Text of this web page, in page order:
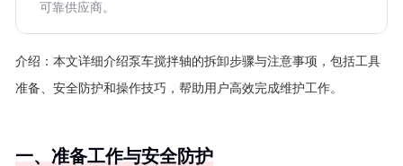
可靠供应商。
介绍： 本文详细介绍泵车搅拌轴的拆卸步骤与注意事项，包括工具
准备、安全防护和操作技巧，帮助用户高效完成维护工作。
一、准备工作与安全防护